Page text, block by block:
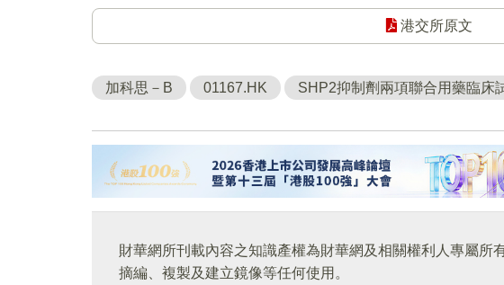
港交所原文
加科思－B 01167.HK SHP2抑制劑兩項聯合用藥臨床
財華網所刊載內容之知識產權為財華網及相關權利人專屬所
摘編、複製及建立鏡像等任何使用。